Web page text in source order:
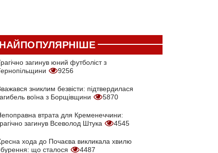
загинув юний футболіст з
9256
зниклим безвісти: підтвердилася
воїна з Борщівщини
5870
втрата для Кременеччини:
загинув Всеволод Штука
4545
хода до Почаєва викликала хвилю
що сталося
4487